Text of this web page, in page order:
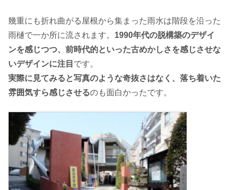
幾重にも折れ曲がる屋根から集まった雨水は階段を沿った
雨樋で一か所に流されます。 1990年代の脱構築のデザイ
ンを感じつつ、前時代的といった古めかしさを感じさせな
いデザインに注目 です。
実際に見てみると写真のような奇抜さはなく、落ち着いた
雰囲気すら感じさせるのも面白かったです。